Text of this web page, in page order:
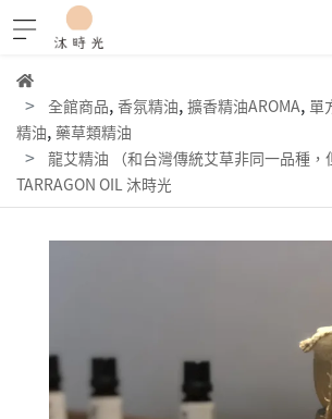
全館商品, 香氛精油, 擴香精油AROMA, 單
精油, 藥草類精油
龍艾精油 （和台灣傳統艾草非同一品種，
TARRAGON OIL 沐時光